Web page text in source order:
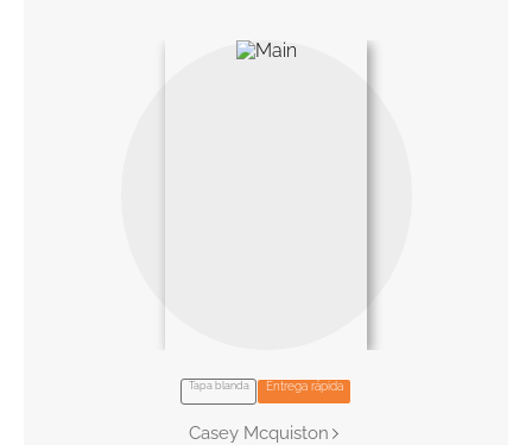
Tapa blanda Entrega rápida
Casey Mcquiston